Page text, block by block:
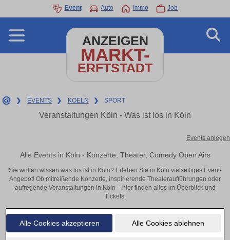
Alle Cookies akzeptieren Alle Cookies ablehnen
Event Auto Immo Job
ANZEIGEN
MARKT-
ERFTSTADT
❯ EVENTS ❯ KOELN ❯ SPORT
Veranstaltungen Köln - Was ist los in Köln
Events anlegen
Alle Events in Köln - Konzerte, Theater, Comedy Open Airs
Sie wollen wissen was los ist in Köln? Erleben Sie in Köln vielseitiges Event-
Angebot! Ob mitreißende Konzerte, inspirierende Theateraufführungen oder
aufregende Veranstaltungen in Köln – hier finden alles im Überblick und
Tickets.